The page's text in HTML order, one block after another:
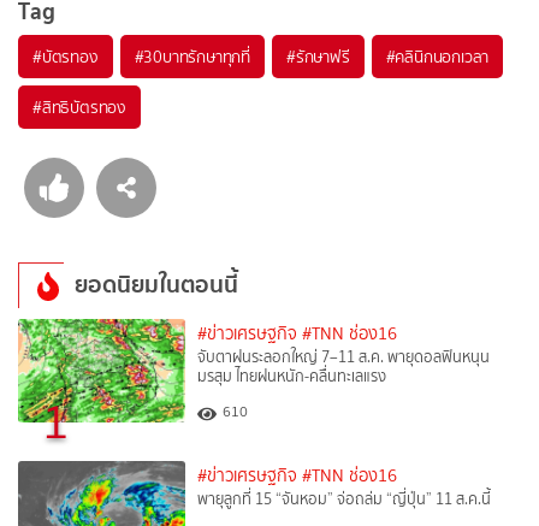
Tag
#บัตรทอง #30บาทรักษาทุกที่ #รักษาฟรี #คลินิกนอกเวลา
#สิทธิบัตรทอง
ยอดนิยมในตอนนี้
1
#ข่าวเศรษฐกิจ #TNN ช่อง16
จับตาฝนระลอกใหญ่ 7–11 ส.ค. พายุดอลฟินหนุน
มรสุม ไทยฝนหนัก-คลื่นทะเลแรง
610
#ข่าวเศรษฐกิจ #TNN ช่อง16
พายุลูกที่ 15 “จันหอม” จ่อถล่ม “ญี่ปุ่น” 11 ส.ค.นี้